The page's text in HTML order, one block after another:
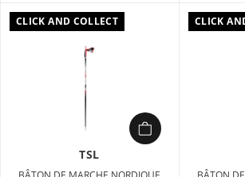
CLICK AND COLLECT
TSL
CLICK